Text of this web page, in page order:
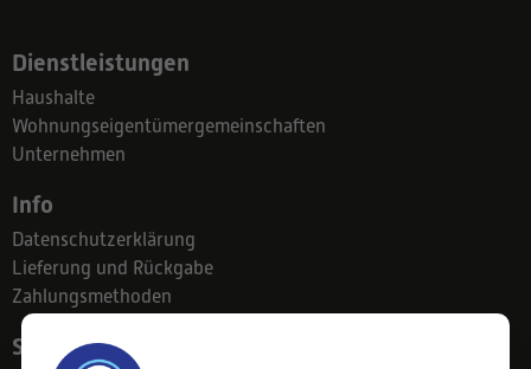
Dienstleistungen
Haushalte
Wohnungseigentümergemeinschaften
Unternehmen
Info
Datenschutzerklärung
Lieferung und Rückgabe
Zahlungsmethoden
Suodatinkeskus